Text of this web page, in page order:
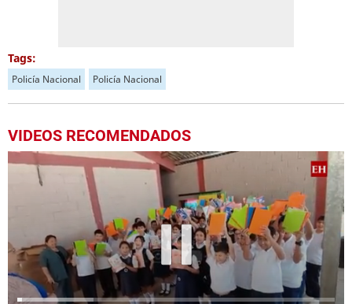
Tags:
Policía Nacional Policía Nacional
VIDEOS RECOMENDADOS